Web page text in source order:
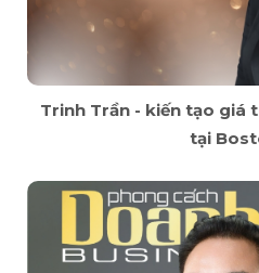
Trinh Trần - kiến tạo giá
tại